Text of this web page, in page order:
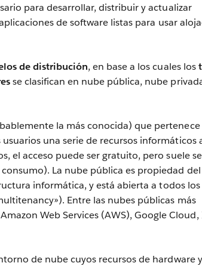
para desarrollar, distribuir y actualizar
de software listas para usar
de distribución, en base a los cuales los
se clasifican en nube pública, nube
la más conocida) que pertenece
una serie de recursos informáticos
el acceso puede ser gratuito, pero suele
La nube pública es propiedad del
informática, y está abierta a todos los
Entre las nubes públicas más
Web Services (AWS), Google Cloud,
de nube cuyos recursos de hardware y